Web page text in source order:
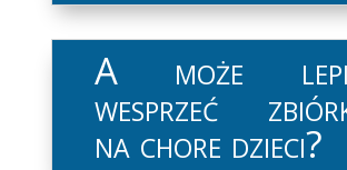
A może
wesprzeć
na chore dzieci?